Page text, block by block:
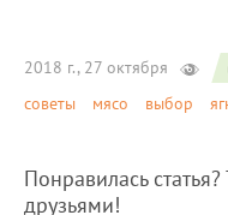
2018 г., 27 октября
советы
мясо выбор
Понравилась
друзьями!